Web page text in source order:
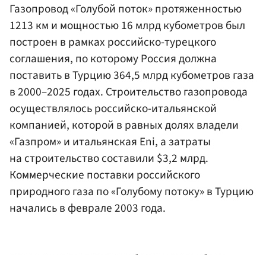
Газопровод «Голубой поток» протяженностью
1213 км и мощностью 16 млрд кубометров был
построен в рамках российско-турецкого
соглашения, по которому Россия должна
поставить в Турцию 364,5 млрд кубометров газа
в 2000–2025 годах. Строительство газопровода
осуществлялось российско-итальянской
компанией, которой в равных долях владели
«Газпром» и итальянская Eni, а затраты
на строительство составили $3,2 млрд.
Коммерческие поставки российского
природного газа по «Голубому потоку» в Турцию
начались в феврале 2003 года.